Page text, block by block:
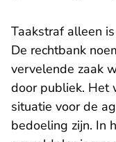
Taakstraf alleen
De rechtbank
vervelende zaak
door publiek. Het
situatie voor de
bedoeling zijn. In